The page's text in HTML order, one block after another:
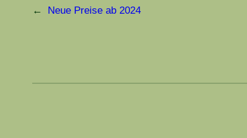
← Neue Preise ab 2024